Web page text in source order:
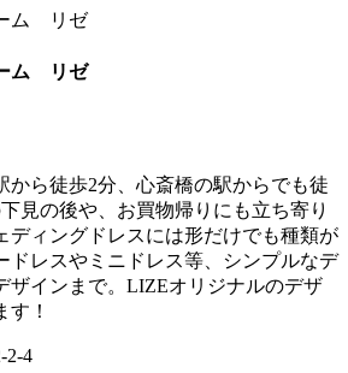
から徒歩2分、心斎橋の駅からでも徒
見の後や、お買物帰りにも立ち寄り
ディングドレスには形だけでも種類が
ドレスやミニドレス等、シンプルなデ
ザインまで。LIZEオリジナルのデザ
す！
2-4